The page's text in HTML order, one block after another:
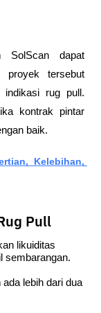
SolScan dapat
proyek tersebut
indikasi rug pull.
kontrak pintar
baik.
Kelebihan,
Pull
likuiditas
sembarangan.
lebih dari dua